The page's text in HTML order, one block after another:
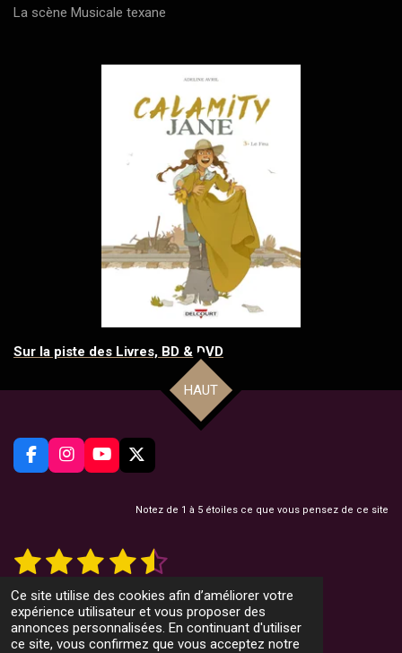
Ce site utilise des cookies afin d’améliorer votre
expérience utilisateur et vous proposer des
annonces personnalisées. En continuant d'utiliser
ce site, vous confirmez que vous acceptez notre
La scène Musicale texane
Sur la piste des Livres, BD & DVD
HAUT
F
a
o
k
I
n
r
a
m
Y
o
e
X
Notez de 1 à 5 étoiles ce que vous pensez de ce site
É
l
u
a
1
é
t
2
é
t
3
é
t
4
é
t
5
é
t
y
e
r
l
'
12 votes
© 2022 CountryMusicMag.net